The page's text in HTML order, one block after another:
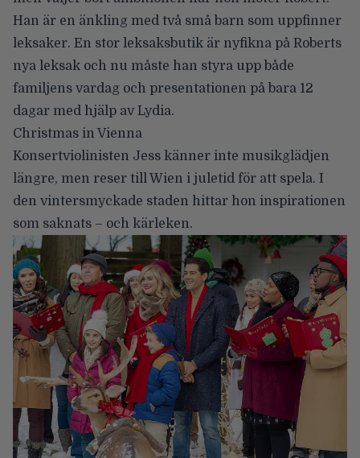
Han är en änkling med två små barn som uppfinner
leksaker. En stor leksaksbutik är nyfikna på Roberts
nya leksak och nu måste han styra upp både
familjens vardag och presentationen på bara 12
dagar med hjälp av Lydia.
Christmas in Vienna
Konsertviolinisten Jess känner inte musikglädjen
längre, men reser till Wien i juletid för att spela. I
den vintersmyckade staden hittar hon inspirationen
som saknats – och kärleken.